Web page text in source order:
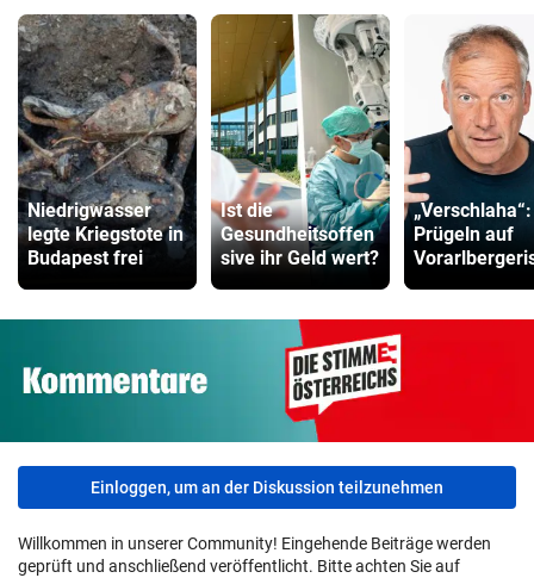
Niedrigwasser
legte Kriegstote in
Budapest frei
Ist die
Gesundheitsoffen
sive ihr Geld wert?
„Verschlaha“:
Prügeln auf
Einloggen, um an der Diskussion teilzunehmen
Willkommen in unserer Community! Eingehende Beiträge werden
geprüft und anschließend veröffentlicht. Bitte achten Sie auf